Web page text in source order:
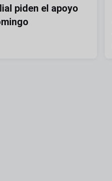
piden el apoyo